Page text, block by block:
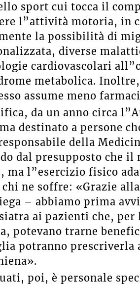
sport cui tocca il
l”attività motoria, in
la possibilità di
diverse
cardiovascolari
metabolica.
assume meno
da un anno circa
destinato a persone
della
dal presupposto che il
ma l”esercizio fisico
ne soffre: «Grazie alla
– abbiamo prima
ai pazienti che, per
potevano trarne
potranno prescriverla
poi, è personale